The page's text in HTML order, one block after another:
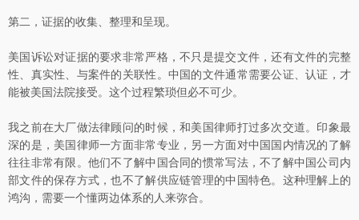
第二，证据的收集、整理和呈现。
美国诉讼对证据的要求非常严格，不只是提交文件，还有文件的完整
性、真实性、与案件的关联性。中国的文件通常需要公证、认证，才
能被美国法院接受。这个过程繁琐但必不可少。
我之前在大厂做法律顾问的时候，和美国律师打过多次交道。印象最
深的是，美国律师一方面非常专业，另一方面对中国国内情况的了解
往往非常有限。他们不了解中国合同的惯常写法，不了解中国公司内
部文件的保存方式，也不了解供应链管理的中国特色。这种理解上的
鸿沟，需要一个懂两边体系的人来弥合。